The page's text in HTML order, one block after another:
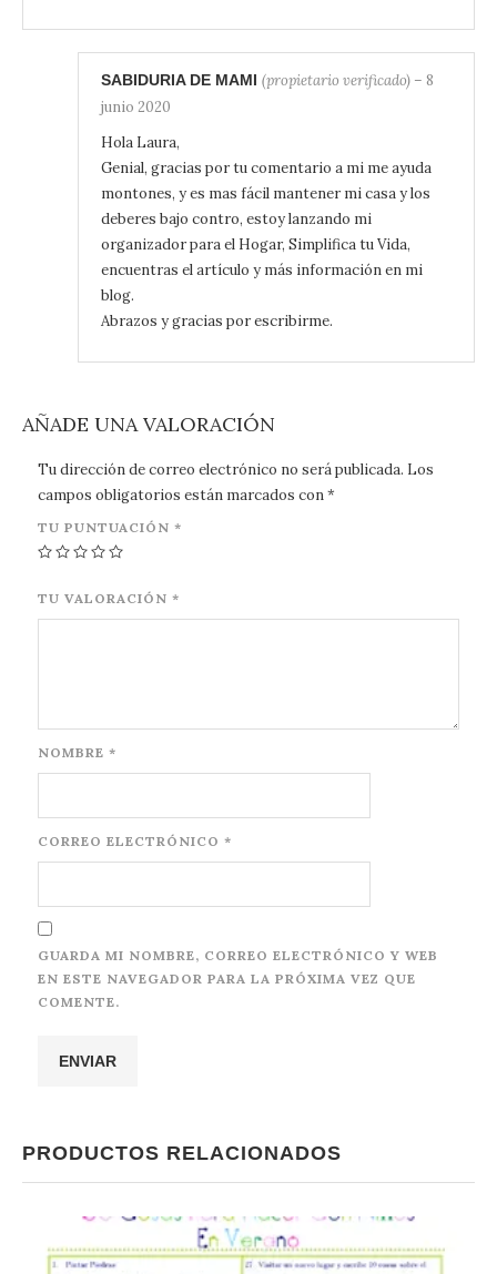
SABIDURIA DE MAMI (propietario verificado) – 8
junio 2020
Hola Laura,
Genial, gracias por tu comentario a mi me ayuda
montones, y es mas fácil mantener mi casa y los
deberes bajo contro, estoy lanzando mi
organizador para el Hogar, Simplifica tu Vida,
encuentras el artículo y más información en mi
blog.
Abrazos y gracias por escribirme.
AÑADE UNA VALORACIÓN
Tu dirección de correo electrónico no será publicada. Los
campos obligatorios están marcados con*
TU PUNTUACIÓN *
TU VALORACIÓN *
NOMBRE *
CORREO ELECTRÓNICO *
GUARDA MI NOMBRE, CORREO ELECTRÓNICO Y WEB
EN ESTE NAVEGADOR PARA LA PRÓXIMA VEZ QUE
COMENTE.
PRODUCTOS RELACIONADOS